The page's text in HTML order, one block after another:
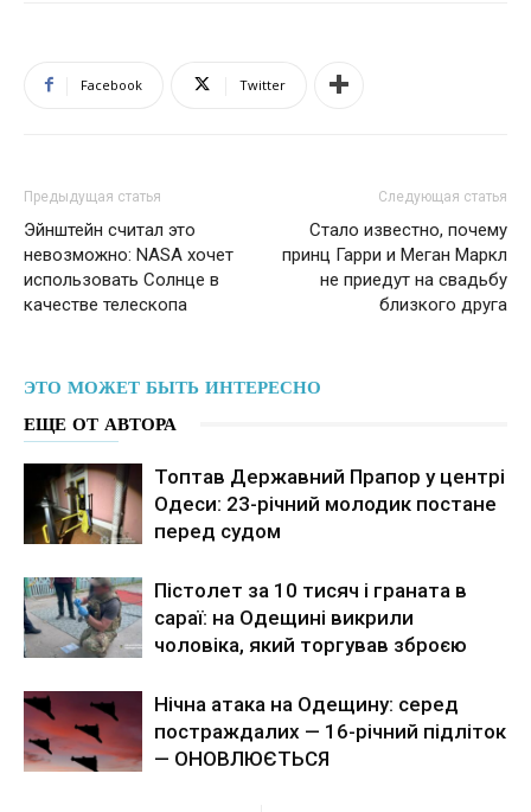
Facebook Twitter
Предыдущая статья
Эйнштейн считал это
невозможно: NASA хочет
использовать Солнце в
качестве телескопа
Следующая статья
Стало известно, почему
принц Гарри и Меган Маркл
не приедут на свадьбу
близкого друга
ЭТО МОЖЕТ БЫТЬ ИНТЕРЕСНО
ЕЩЕ ОТ АВТОРА
Топтав Державний Прапор у центрі
Одеси: 23-річний молодик постане
перед судом
Пістолет за 10 тисяч і граната в
сараї: на Одещині викрили
чоловіка, який торгував зброєю
Нічна атака на Одещину: серед
постраждалих — 16-річний підліток
— ОНОВЛЮЄТЬСЯ